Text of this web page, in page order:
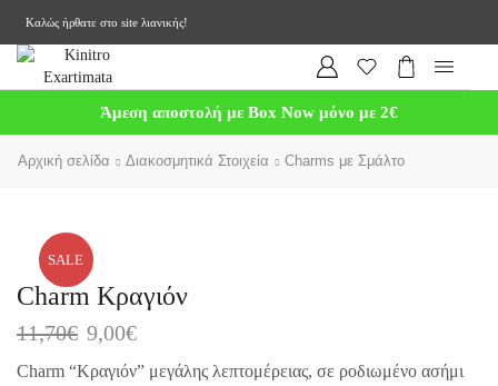
Καλώς ήρθατε στο site λιανικής!
Άμεση αποστολή με Box Now μόνο με 2€
Αρχική σελίδα Διακοσμητικά Στοιχεία Charms με Σμάλτο
SALE
Charm Κραγιόν
11,70€ 9,00€
Charm “Κραγιόν” μεγάλης λεπτομέρειας, σε ροδιωμένο ασήμι